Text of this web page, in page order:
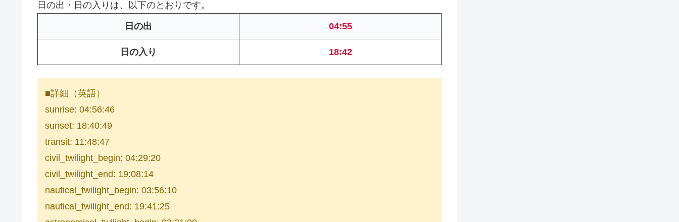
日の出・日の入りは、以下のとおりです。
日の出 04:55
日の入り 18:42
■詳細（英語）
sunrise: 04:56:46
sunset: 18:40:49
transit: 11:48:47
civil_twilight_begin: 04:29:20
civil_twilight_end: 19:08:14
nautical_twilight_begin: 03:56:10
nautical_twilight_end: 19:41:25